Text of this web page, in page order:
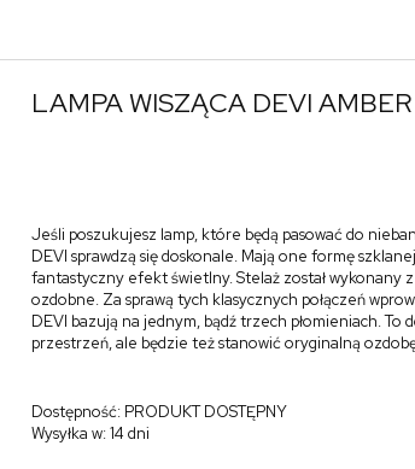
LAMPA WISZĄCA DEVI
Jeśli poszukujesz lamp, które będą pasować do
DEVI sprawdzą się doskonale. Mają one formę
fantastyczny efekt świetlny. Stelaż został
ozdobne. Za sprawą tych klasycznych połączeń
DEVI bazują na jednym, bądź trzech płomieniach.
przestrzeń, ale będzie też stanowić oryginalną
Dostępność: PRODUKT DOSTĘPNY
Wysyłka w:14 dni